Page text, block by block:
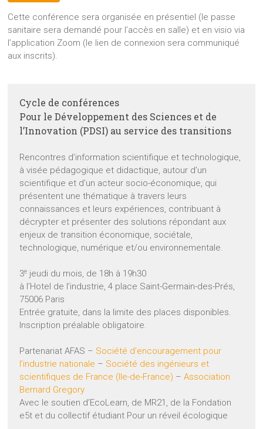
Cette conférence sera organisée en présentiel (le passe
sanitaire sera demandé pour l’accès en salle) et en visio via
l’application Zoom (le lien de connexion sera communiqué
aux inscrits).
Cycle de conférences
Pour le Développement des Sciences et de
l’Innovation (PDSI) au service des transitions
Rencontres d’information scientifique et technologique,
à visée pédagogique et didactique, autour d’un
scientifique et d’un acteur socio-économique, qui
présentent une thématique à travers leurs
connaissances et leurs expériences, contribuant à
décrypter et présenter des solutions répondant aux
enjeux de transition économique, sociétale,
technologique, numérique et/ou environnementale.
3e jeudi du mois, de 18h à 19h30
à l’Hotel de l’industrie, 4 place Saint-Germain-des-Prés,
75006 Paris
Entrée gratuite, dans la limite des places disponibles.
Inscription préalable obligatoire.
Partenariat AFAS – Société d’encouragement pour
l’industrie nationale – Société des ingénieurs et
scientifiques de France (Ile-de-France) –Association
Bernard Gregory
Avec le soutien d’EcoLearn, de MR21, de la Fondation
e5t et du collectif étudiant Pour un réveil écologique